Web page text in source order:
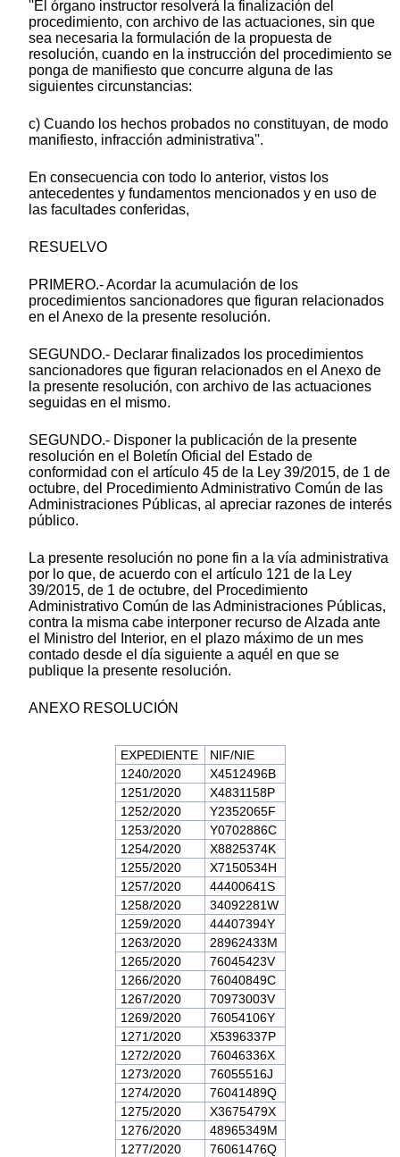
''El órgano instructor resolverá la finalización del
procedimiento, con archivo de las actuaciones, sin que
sea necesaria la formulación de la propuesta de
resolución, cuando en la instrucción del procedimiento se
ponga de manifiesto que concurre alguna de las
siguientes circunstancias:
c) Cuando los hechos probados no constituyan, de modo
manifiesto, infracción administrativa''.
En consecuencia con todo lo anterior, vistos los
antecedentes y fundamentos mencionados y en uso de
las facultades conferidas,
RESUELVO
PRIMERO.- Acordar la acumulación de los
procedimientos sancionadores que figuran relacionados
en el Anexo de la presente resolución.
SEGUNDO.- Declarar finalizados los procedimientos
sancionadores que figuran relacionados en el Anexo de
la presente resolución, con archivo de las actuaciones
seguidas en el mismo.
SEGUNDO.- Disponer la publicación de la presente
resolución en el Boletín Oficial del Estado de
conformidad con el artículo 45 de la Ley 39/2015, de 1 de
octubre, del Procedimiento Administrativo Común de las
Administraciones Públicas, al apreciar razones de interés
público.
La presente resolución no pone fin a la vía administrativa
por lo que, de acuerdo con el artículo 121 de la Ley
39/2015, de 1 de octubre, del Procedimiento
Administrativo Común de las Administraciones Públicas,
contra la misma cabe interponer recurso de Alzada ante
el Ministro del Interior, en el plazo máximo de un mes
contado desde el día siguiente a aquél en que se
publique la presente resolución.
ANEXO RESOLUCIÓN
EXPEDIENTE
NIF/NIE
1240/2020
X4512496B
1251/2020
X4831158P
1252/2020
Y2352065F
1253/2020
Y0702886C
1254/2020
X8825374K
1255/2020
X7150534H
1257/2020
44400641S
1258/2020
34092281W
1259/2020
44407394Y
1263/2020
28962433M
1265/2020
76045423V
1266/2020
76040849C
1267/2020
70973003V
1269/2020
76054106Y
1271/2020
X5396337P
1272/2020
76046336X
1273/2020
76055516J
1274/2020
76041489Q
1275/2020
X3675479X
1276/2020
48965349M
1277/2020
76061476Q